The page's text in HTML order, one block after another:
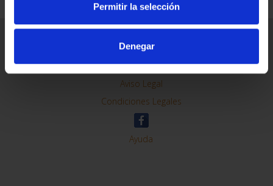
Permitir la selección
Denegar
Contacto
Preguntas Frequentes (FAQs)
Aviso Legal
Condiciones Legales
Ayuda